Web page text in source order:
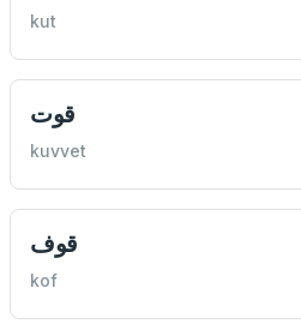
kut
قوت
kuvvet
قوف
kof